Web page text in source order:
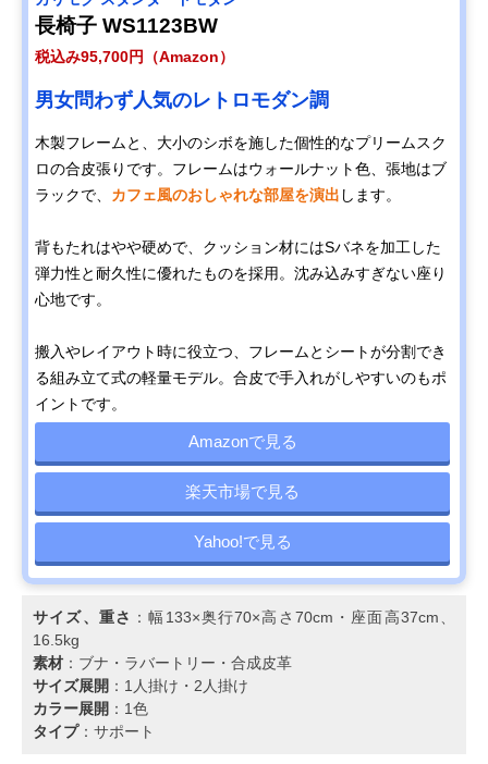
Amazonで見る
ア 2シーター 幅
Amazonで見る
Disney
COLLECTION ソ
U35100BK ミッキ
ーマウス
ミッキーマウスが
モチーフの可愛い
Amazonで見る
カリモク スタンダ
ソファ 幅182cm
ZU4922
包み込まれるよう
掛けロング
39.5cm、48kg
Amazonで見る
175cm UW1209
Amazonで見る
COLONIAL ソファ
YC6053
おしゃれで存在感
スタイル
幅204.5×奥行
38cm、48kg
カリモク スタンダ
ードモダン 2人掛
ソファ 幅176.5㎝
UW2002
生活スタイルにあ
わせてカスタムが
可能
高さ69cm・座高
カリモク スタンダ
ードモダン 3人掛
ソファ 幅198cm
自然なS字で首ま
で支えるハイバッ
クの背もたれ
さ93cm・座高
39cm、40kg
楽天市場で見る
ソファ 幅144cm
WC1002
ルスタイルを現代
長椅子 WS1123BW
税込み95,700円（Amazon）
男女問わず人気のレトロモダン調
木製フレームと、大小のシボを施した個性的なプリームスク
ロの合皮張りです。フレームはウォールナット色、張地はブ
ラックで、 カフェ風のおしゃれな部屋を演出 します。
背もたれはやや硬めで、クッション材にはSバネを加工した
弾力性と耐久性に優れたものを採用。沈み込みすぎない座り
心地です。
搬入やレイアウト時に役立つ、フレームとシートが分割でき
る組み立て式の軽量モデル。合皮で手入れがしやすいのもポ
イントです。
Amazonで見る
楽天市場で見る
Yahoo!で見る
サイズ、重さ ：幅133×奥行70×高さ70cm・座面高37cm、
16.5kg
素材 ：ブナ・ラバートリー・合成皮革
サイズ展開 ：1人掛け・2人掛け
カラー展開 ：1色
タイプ：サポート